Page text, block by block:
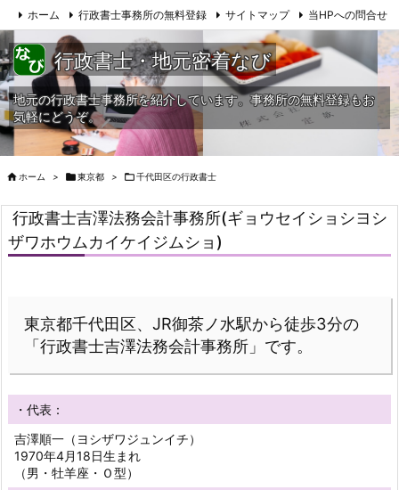
ホーム 行政書士事務所の無料登録 サイトマップ 当HPへの問合せ
行政書士・地元密着なび
地元の行政書士事務所を紹介しています。事務所の無料登録もお
気軽にどうぞ。
 ホーム > 東京都 > 千代田区の行政書士
行政書士吉澤法務会計事務所(ギョウセイショシヨシ
ザワホウムカイケイジムショ)
東京都千代田区、JR御茶ノ水駅から徒歩3分の
「行政書士吉澤法務会計事務所」です。
・代表：
吉澤順一（ヨシザワジュンイチ）
1970年4月18日生まれ
（男・牡羊座・Ｏ型）